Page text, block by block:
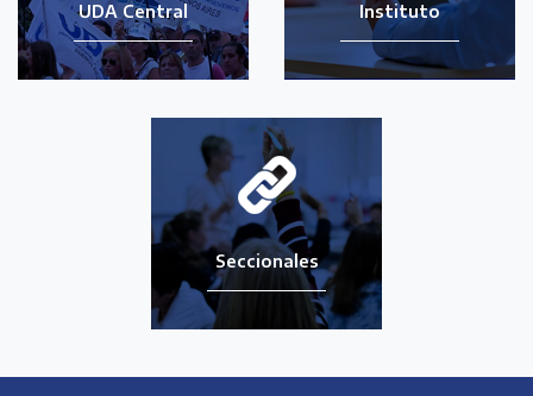
UDA Central Instituto
Seccionales